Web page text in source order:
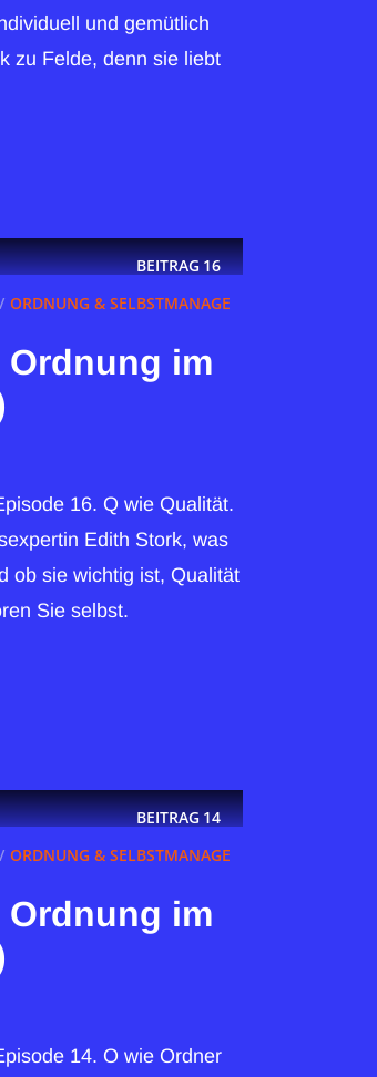
und gemütlich
zu Felde, denn sie liebt
BEITRAG16
ORDNUNG & SELBSTMANAGE
Ordnung im
16. Q wie Qualität.
Edith Stork, was
ob sie wichtig ist, Qualität
Sie selbst.
BEITRAG14
ORDNUNG & SELBSTMANAGE
Ordnung im
14. O wie Ordner